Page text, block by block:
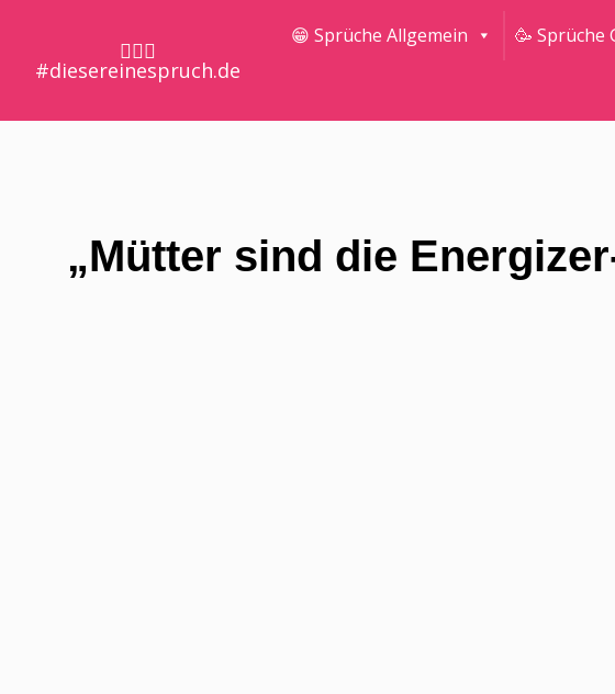
🤷🏼‍♀️
#diesereinespruch.de
😁 Sprüche Allgemein 🥳 Sprüche
„Mütter sind die